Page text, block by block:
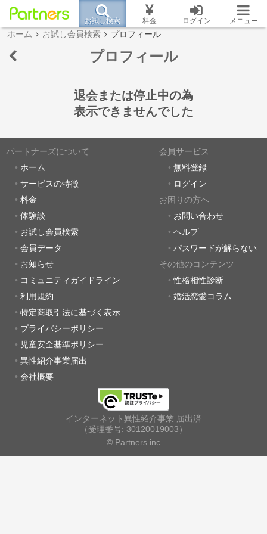
お試し検索 料金 ログイン メニュー
ホーム お試し会員検索 プロフィール
プロフィール
退会または停止中の為
表示できませんでした
パートナーズについて
ホーム
サービスの特徴
料金
体験談
お試し会員検索
会員データ
お知らせ
コミュニティガイドライン
利用規約
特定商取引法に基づく表示
プライバシーポリシー
児童安全基準ポリシー
異性紹介事業届出
会社概要
会員サービス
無料登録
ログイン
お困りの方へ
お問い合わせ
ヘルプ
パスワードが解らない
その他のコンテンツ
性格相性診断
婚活恋愛コラム
インターネット異性紹介事業 届出済
（受理番号: 30120019003）
© Partners.inc